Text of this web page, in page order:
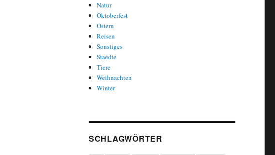
Natur
Oktoberfest
Ostern
Reisen
Sonstiges
Staedte
Tiere
Weihnachten
Winter
SCHLAGWÖRTER